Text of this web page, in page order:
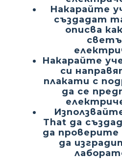
Накарайте
създадат
описва
Накарайте
си
плакати с
да се
That да
да проверите
да